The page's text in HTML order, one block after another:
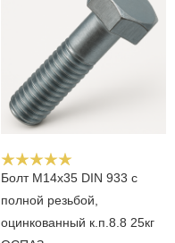
Болт М14x35 DIN 933 с
полной резьбой,
оцинкованный к.п.8.8 25кг